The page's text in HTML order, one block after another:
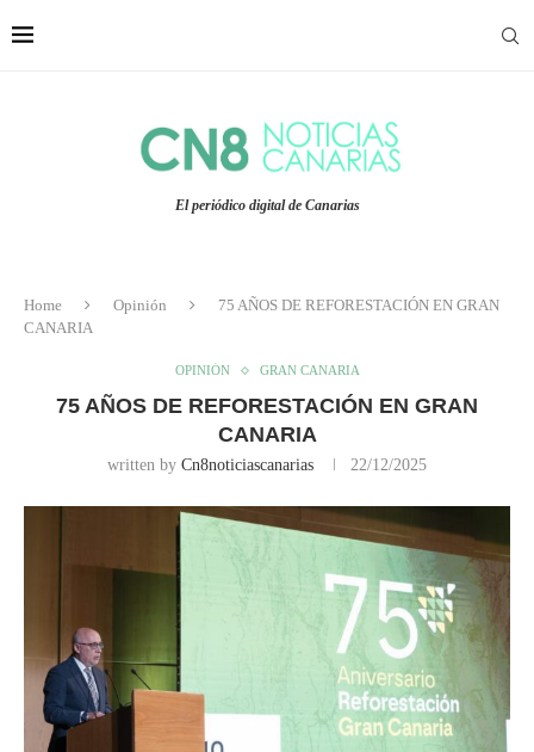
El periódico digital de Canarias
Home Opinión
75 AÑOS DE REFORESTACIÓN EN GRAN
CANARIA
OPINIÓN GRAN CANARIA
75 AÑOS DE REFORESTACIÓN EN GRAN
CANARIA
written by Cn8noticiascanarias 22/12/2025